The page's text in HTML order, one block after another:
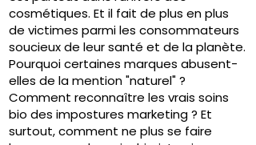
cosmétiques. Et il fait de plus en plus
de victimes parmi les consommateurs
soucieux de leur santé et de la planète.
Pourquoi certaines marques abusent-
elles de la mention "naturel" ?
Comment reconnaître les vrais soins
bio des impostures marketing ? Et
surtout, comment ne plus se faire